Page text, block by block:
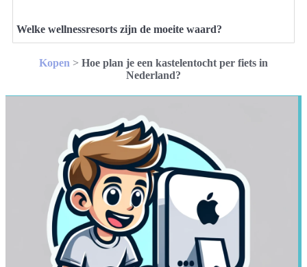
Welke wellnessresorts zijn de moeite waard?
Kopen > Hoe plan je een kastelentocht per fiets in
Nederland?